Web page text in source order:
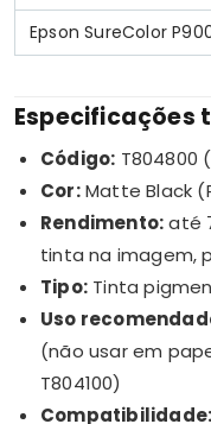
Epson SureColor
Especificações
Código: T804800
Cor:Matte Black
Rendimento:até
tinta na imagem,
Tipo: Tinta
Uso
(não usar em
T804100)
Compatibilidade: